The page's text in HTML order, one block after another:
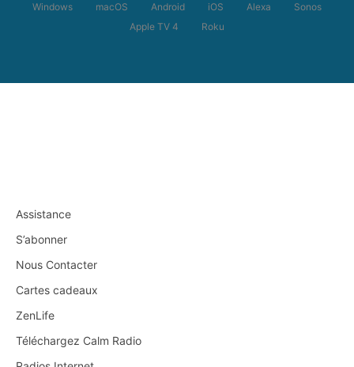
Windows macOS Android iOS Alexa
Sonos
Apple TV 4
Roku
Assistance
S’abonner
Nous Contacter
Cartes cadeaux
ZenLife
Téléchargez Calm Radio